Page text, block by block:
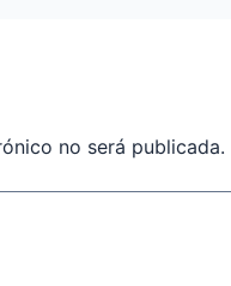
no será publicada.